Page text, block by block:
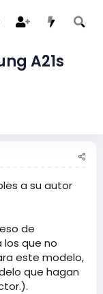
A21s
a su autor
de
que no
este modelo,
que hagan